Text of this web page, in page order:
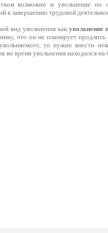
возможно и увольнение
к завершению трудовой
вид увольнения какувольнение
что он не планирует
то нужно внести
во время увольнения находился